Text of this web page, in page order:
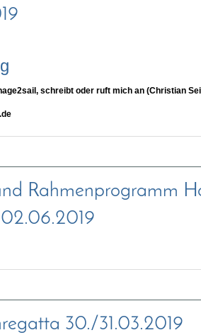
schreibt oder ruft mich an (Christian
Rahmenprogramm
30./31.03.2019